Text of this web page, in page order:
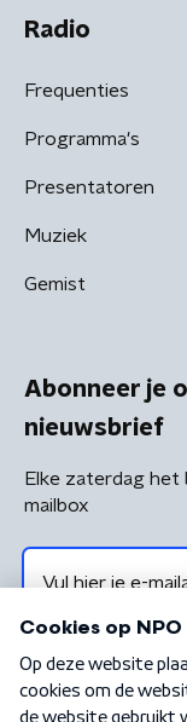
Radio
Frequenties
Programma's
Presentatoren
Muziek
Gemist
Abonneer je
nieuwsbrief
Elke zaterdag het
mailbox